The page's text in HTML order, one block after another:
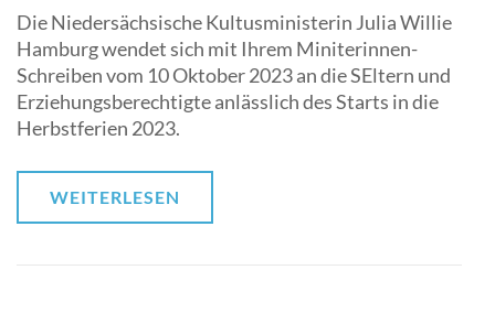
Die Niedersächsische Kultusministerin Julia Willie
Hamburg wendet sich mit Ihrem Miniterinnen-
Schreiben vom 10 Oktober 2023 an die SEltern und
Erziehungsberechtigte anlässlich des Starts in die
Herbstferien 2023.
WEITERLESEN